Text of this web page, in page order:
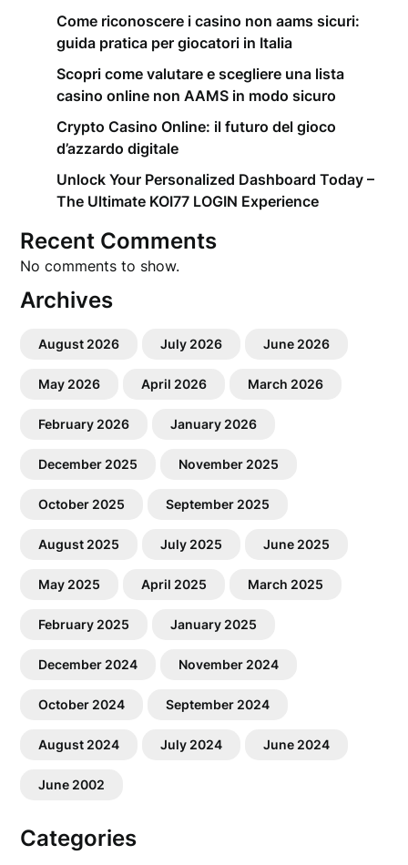
Come riconoscere i casino non aams sicuri:
guida pratica per giocatori in Italia
Scopri come valutare e scegliere una lista
casino online non AAMS in modo sicuro
Crypto Casino Online: il futuro del gioco
d’azzardo digitale
Unlock Your Personalized Dashboard Today –
The Ultimate KOI77 LOGIN Experience
Recent Comments
No comments to show.
Archives
August 2026 July 2026 June 2026
May 2026 April 2026 March 2026
February 2026 January 2026
December 2025 November 2025
October 2025 September 2025
August 2025 July 2025 June 2025
May 2025 April 2025 March 2025
February 2025 January 2025
December 2024 November 2024
October 2024 September 2024
August 2024 July 2024 June 2024
June 2002
Categories